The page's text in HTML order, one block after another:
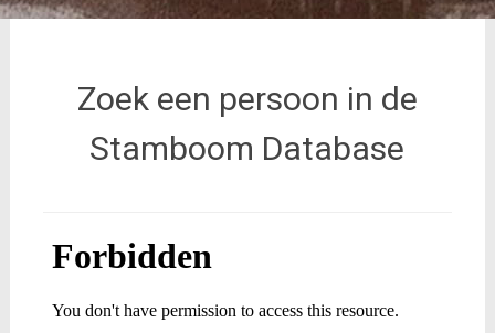
Zoek een persoon in de
Stamboom Database